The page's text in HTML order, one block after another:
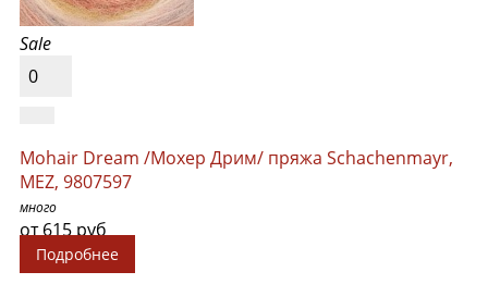
Sale
0
Mohair Dream /Мохер Дрим/ пряжа Schachenmayr,
MEZ, 9807597
много
от 615 руб
Подробнее